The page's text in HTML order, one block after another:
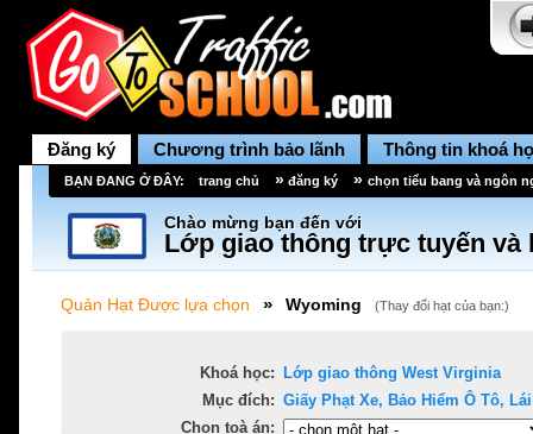
Đăng ký Chương trình bảo lãnh Thông tin khoá
BẠN ĐANG Ở ĐÂY: trang chủ » đăng ký » chọn tiểu bang và ngôn
Chào mừng bạn đến với
Lớp giao thông trực tuyến và
Quản Hạt Được lựa chọn » Wyoming (Thay đổi hạt của bạn:)
Khoá học:
Mục đích:
Chọn toà án:
Lớp giao thông West Virginia
Giấy Phạt Xe, Bảo Hiểm Ô Tô,